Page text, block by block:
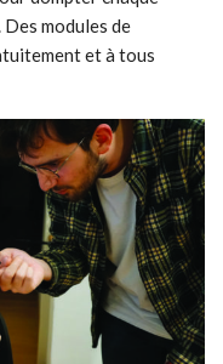
modules de
et à tous